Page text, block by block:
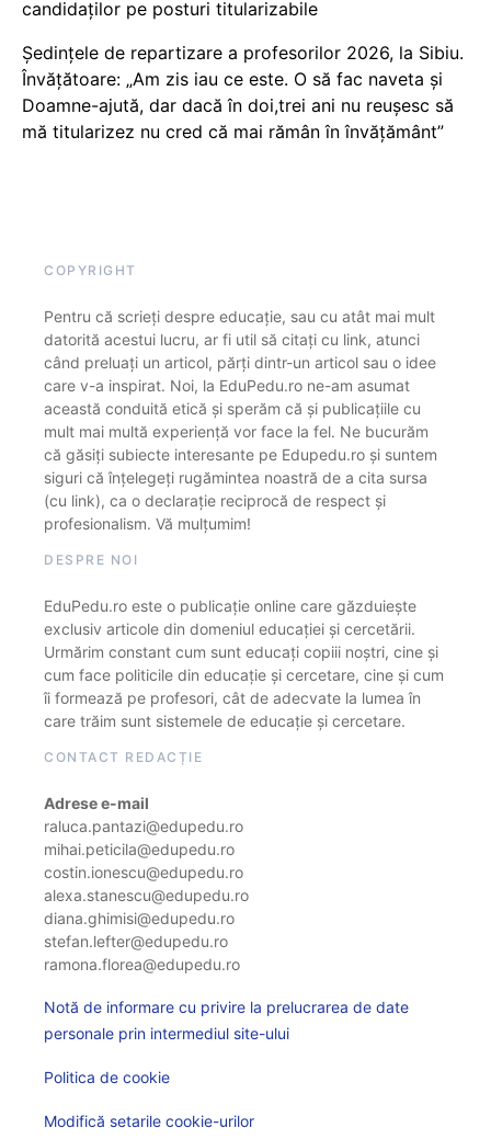
candidaților pe posturi titularizabile
Ședințele de repartizare a profesorilor 2026, la Sibiu.
Învățătoare: „Am zis iau ce este. O să fac naveta și
Doamne-ajută, dar dacă în doi,trei ani nu reușesc să
mă titularizez nu cred că mai rămân în învățământ”
COPYRIGHT
Pentru că scrieți despre educație, sau cu atât mai mult
datorită acestui lucru, ar fi util să citați cu link, atunci
când preluați un articol, părți dintr-un articol sau o idee
care v-a inspirat. Noi, la EduPedu.ro ne-am asumat
această conduită etică și sperăm că și publicațiile cu
mult mai multă experiență vor face la fel. Ne bucurăm
că găsiți subiecte interesante pe Edupedu.ro și suntem
siguri că înțelegeți rugămintea noastră de a cita sursa
(cu link), ca o declarație reciprocă de respect și
profesionalism. Vă mulțumim!
DESPRE NOI
EduPedu.ro este o publicație online care găzduiește
exclusiv articole din domeniul educației și cercetării.
Urmărim constant cum sunt educați copiii noștri, cine și
cum face politicile din educație și cercetare, cine și cum
îi formează pe profesori, cât de adecvate la lumea în
care trăim sunt sistemele de educație și cercetare.
CONTACT REDACȚIE
Adrese e-mail
raluca.pantazi@edupedu.ro
mihai.peticila@edupedu.ro
costin.ionescu@edupedu.ro
alexa.stanescu@edupedu.ro
diana.ghimisi@edupedu.ro
stefan.lefter@edupedu.ro
ramona.florea@edupedu.ro
Notă de informare cu privire la prelucrarea de date
personale prin intermediul site-ului
Politica de cookie
Modifică setarile cookie-urilor